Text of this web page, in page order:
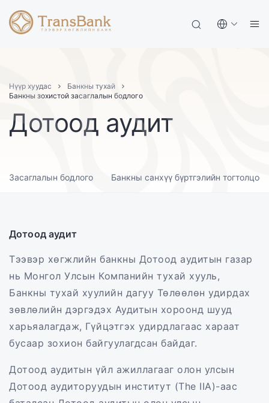
Нүүр хуудас
Банкны тухай
Банкны зохистой засаглалын бодлого
Дотоод аудит
Засаглалын бодлого Банкны санхүү бүртгэлийн тогтолцоо
Дотоод аудит
Тээвэр хөгжлийн банкны Дотоод аудитын газар
нь Монгол Улсын Компанийн тухай хууль,
Банкны тухай хуулийн дагуу Төлөөлөн удирдах
зөвлөлийн дэргэдэх Аудитын хороонд шууд
харьяалагдаж, Гүйцэтгэх удирдлагаас хараат
бусаар зохион байгуулагдсан байдаг.
Дотоод аудитын үйл ажиллагааг олон улсын
Дотоод аудиторуудын институт (The IIA)-аас